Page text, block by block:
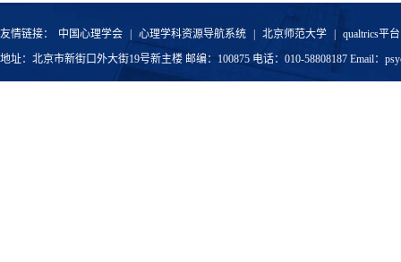
友情链接： 中国心理学会 心理学科资源导航系统 北京师范大学
qualtrics平台
地址：北京市新街口外大街19号新主楼 邮编：100875 电话：010-58808187 Email：